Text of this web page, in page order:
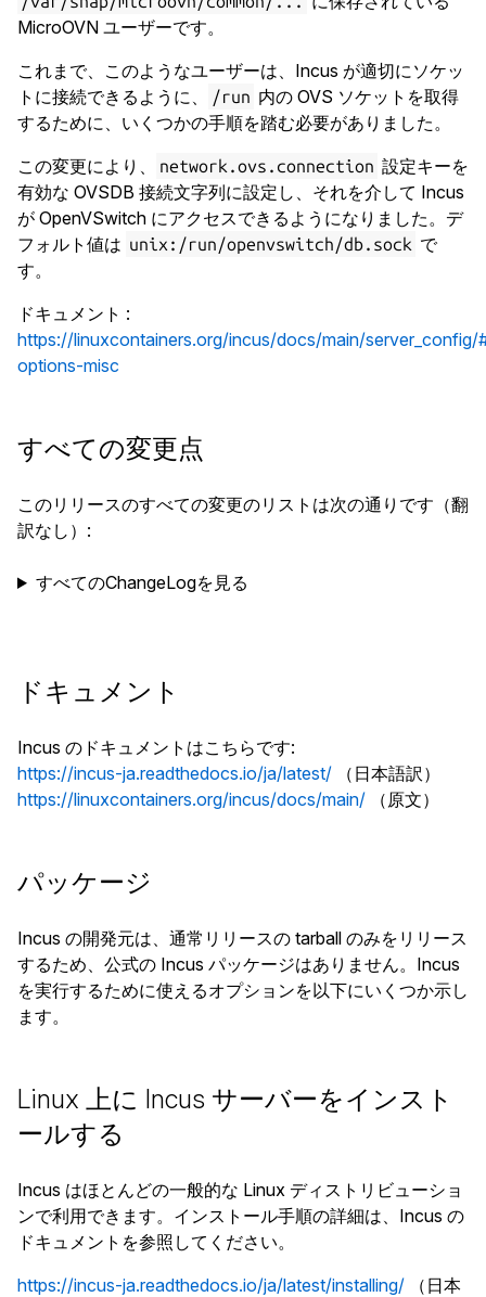
MicroOVN ユーザーです。
これまで、このようなユーザーは、Incus が適切にソケッ
トに接続できるように、
/run 内の OVS ソケットを取得
するために、いくつかの手順を踏む必要がありました。
この変更により、
network.ovs.connection 設定キーを
有効な OVSDB 接続文字列に設定し、それを介して Incus
が OpenVSwitch にアクセスできるようになりました。デ
フォルト値は unix:/run/openvswitch/db.sock で
す。
ドキュメント :
https://linuxcontainers.org/incus/docs/main/server_config/
options-misc
すべての変更点
このリリースのすべての変更のリストは次の通りです（翻
訳なし）:
すべてのChangeLogを見る
ドキュメント
Incus のドキュメントはこちらです:
https://incus-ja.readthedocs.io/ja/latest/ （日本語訳）
https://linuxcontainers.org/incus/docs/main/ （原文）
パッケージ
Incus の開発元は、通常リリースの tarball のみをリリース
するため、公式の Incus パッケージはありません。Incus
を実行するために使えるオプションを以下にいくつか示し
ます。
Linux 上に Incus サーバーをインスト
ールする
Incus はほとんどの一般的な Linux ディストリビューショ
ンで利用できます。インストール手順の詳細は、Incus の
ドキュメントを参照してください。
https://incus-ja.readthedocs.io/ja/latest/installing/ （日本